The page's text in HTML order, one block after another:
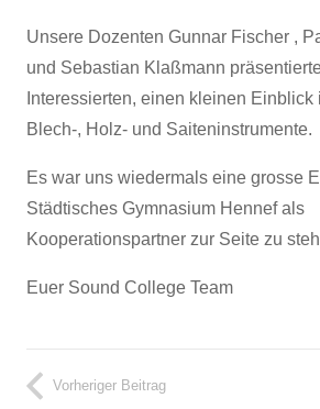
Unsere Dozenten Gunnar Fischer ,
und Sebastian Klaßmann
Interessierten, einen kleinen Einblick
Blech-, Holz- und Saiteninstrumente.
Es war uns wiedermals eine grosse
Städtisches Gymnasium Hennef als
Kooperationspartner zur Seite zu
Euer Sound College Team
Vorheriger Beitrag